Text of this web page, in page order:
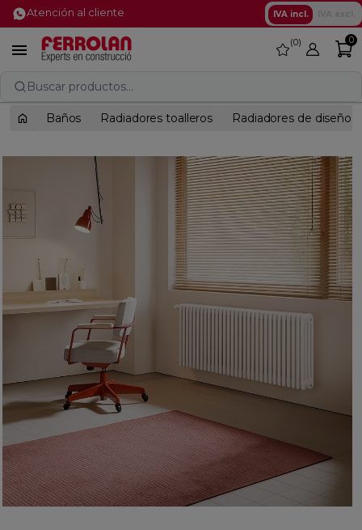
Atención al cliente IVA incl.
 favorite
0 0
Buscar productos...
Baños Radiadores toalleros Radiadores de diseño